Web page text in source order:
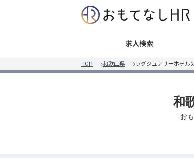
求人検索
TOP 和歌山県 ラグジュアリーホテル
和
お